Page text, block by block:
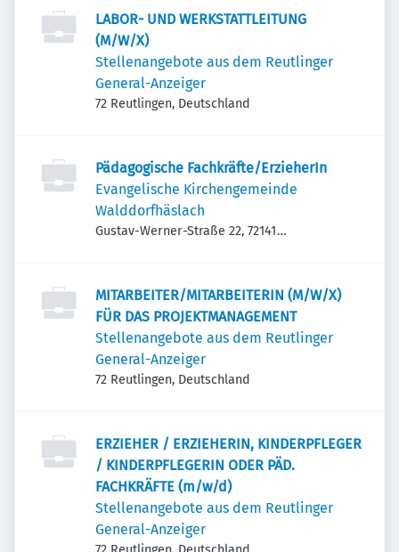
LABOR- UND WERKSTATTLEITUNG
(M/W/X)
Stellenangebote aus dem Reutlinger
General-Anzeiger
72 Reutlingen, Deutschland
Pädagogische Fachkräfte/ErzieherIn
Evangelische Kirchengemeinde
Walddorfhäslach
Gustav-Werner-Straße 22, 72141
MITARBEITER/MITARBEITERIN (M/W/X)
FÜR DAS PROJEKTMANAGEMENT
Stellenangebote aus dem Reutlinger
General-Anzeiger
72 Reutlingen, Deutschland
ERZIEHER / ERZIEHERIN, KINDERPFLEGER
/ KINDERPFLEGERIN ODER PÄD.
FACHKRÄFTE (m/w/d)
Stellenangebote aus dem Reutlinger
General-Anzeiger